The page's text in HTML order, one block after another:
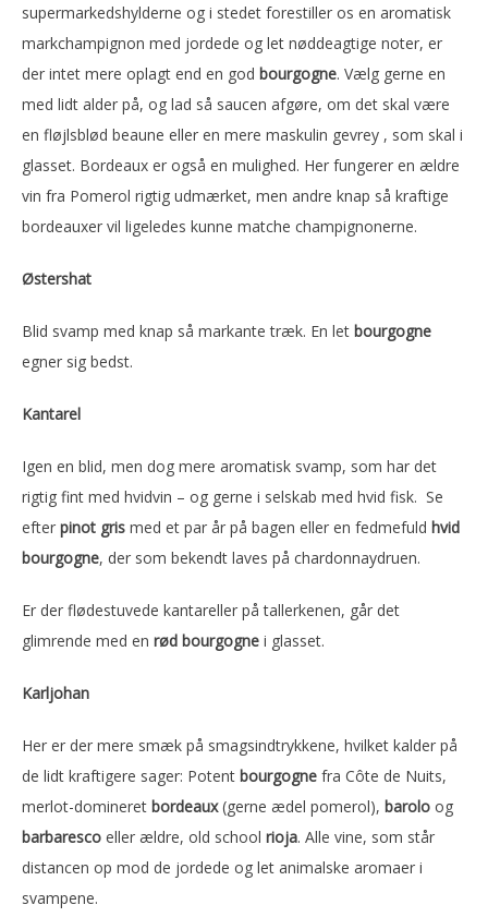
supermarkedshylderne og i stedet forestiller os en aromatisk
markchampignon med jordede og let nøddeagtige noter, er
der intet mere oplagt end en god bourgogne. Vælg gerne en
med lidt alder på, og lad så saucen afgøre, om det skal være
en fløjlsblød beaune eller en mere maskulin gevrey , som skal i
glasset. Bordeaux er også en mulighed. Her fungerer en ældre
vin fra Pomerol rigtig udmærket, men andre knap så kraftige
bordeauxer vil ligeledes kunne matche champignonerne.
Østershat
Blid svamp med knap så markante træk. En let bourgogne
egner sig bedst.
Kantarel
Igen en blid, men dog mere aromatisk svamp, som har det
rigtig fint med hvidvin – og gerne i selskab med hvid fisk. Se
efter pinot gris med et par år på bagen eller en fedmefuld hvid
bourgogne, der som bekendt laves på chardonnaydruen.
Er der flødestuvede kantareller på tallerkenen, går det
glimrende med en rød bourgogne i glasset.
Karljohan
Her er der mere smæk på smagsindtrykkene, hvilket kalder på
de lidt kraftigere sager: Potent bourgogne fra Côte de Nuits,
merlot-domineret bordeaux(gerne ædel pomerol), barolo og
barbaresco eller ældre, old school rioja. Alle vine, som står
distancen op mod de jordede og let animalske aromaer i
svampene.